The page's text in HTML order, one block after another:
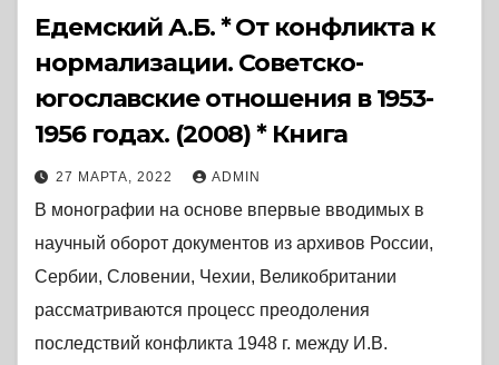
Едемский А.Б. * От конфликта к
нормализации. Советско-
югославские отношения в 1953-
1956 годах. (2008) * Книга
27 МАРТА, 2022 ADMIN
В монографии на основе впервые вводимых в
научный оборот документов из архивов России,
Сербии, Словении, Чехии, Великобритании
рассматриваются процесс преодоления
последствий конфликта 1948 г. между И.В.